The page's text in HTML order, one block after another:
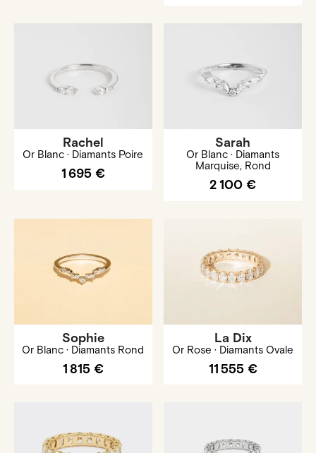
Rachel
Or Blanc · Diamants Poire
1 695 €
Sarah
Or Blanc · Diamants
Marquise, Rond
2 100 €
Sophie
Or Blanc · Diamants Rond
1 815 €
La Dix
Or Rose · Diamants Ovale
11 555 €